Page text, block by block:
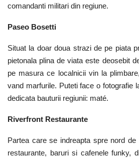
comandanti militari din regiune.
Paseo Bosetti
Situat la doar doua strazi de pe piata
pietonala plina de viata este deosebit
pe masura ce localnicii vin la
vand marfurile. Puteti face o fotografie
dedicata bauturii regiunii: maté.
Riverfront Restaurante
Partea care se indreapta spre nord
restaurante, baruri si cafenele funky,